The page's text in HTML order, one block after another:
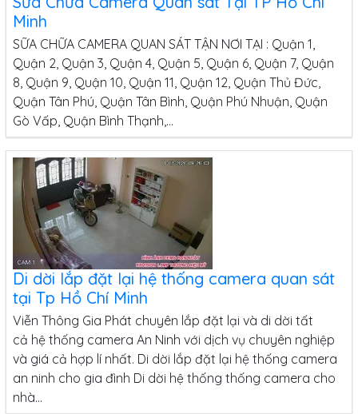
Minh
SỮA CHỮA CAMERA QUAN SÁT TẬN NƠI TẠI : Quận 1,
Quận 2, Quận 3, Quận 4, Quận 5, Quận 6, Quận 7, Quận
8, Quận 9, Quận 10, Quận 11, Quận 12, Quận Thủ Đức,
Quận Tân Phú, Quận Tân Bình, Quận Phú Nhuận, Quận
Gò Vấp, Quận Bình Thạnh,...
Di dời lắp đặt lại hệ thống camera quan sát
tại Tp Hồ Chí Minh
Viễn Thông Gia Phát chuyên lắp đặt lại và di dời tất
cả hệ thống camera An Ninh với dịch vụ chuyên nghiệp
và giá cả hợp lí nhất. Di dời lắp đặt lại hệ thống camera
an ninh cho gia đình Di dời hệ thống thống camera cho
nhà...
Lắp Đặt Camera An Ninh Tại TP Hồ Chí Minh